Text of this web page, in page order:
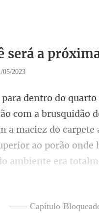
será a
05/2023
o
a maciez do
—— Capítulo